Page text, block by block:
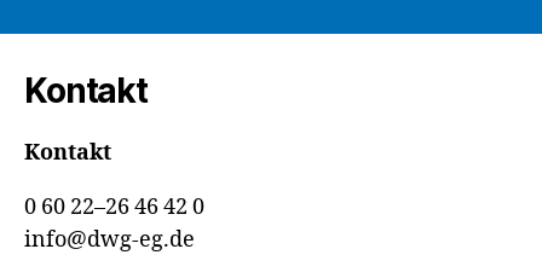
Kontakt
Kontakt
0 60 22–26 46 42 0
info@dwg-eg.de